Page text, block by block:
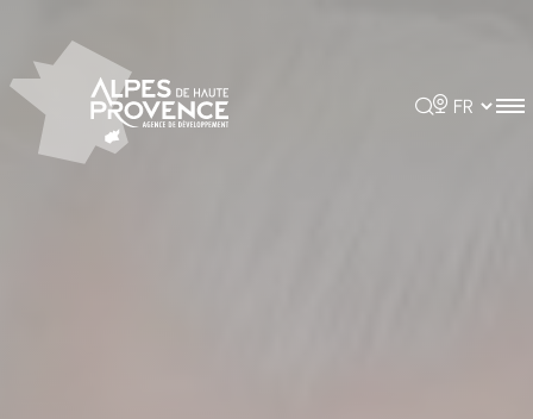
Rechercher
Choisir la